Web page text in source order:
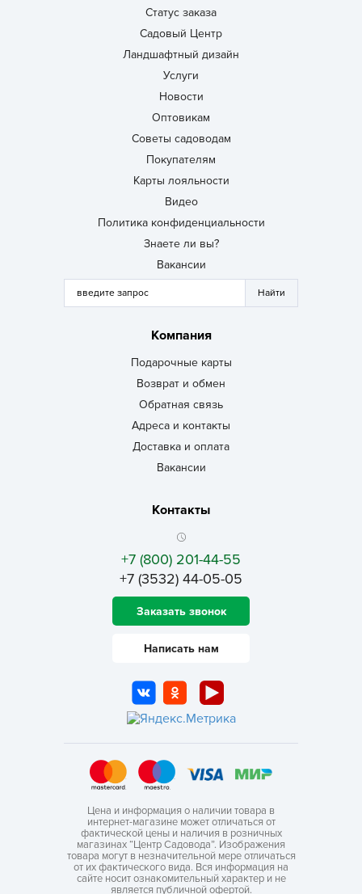
Статус заказа
Садовый Центр
Ландшафтный дизайн
Услуги
Новости
Оптовикам
Советы садоводам
Покупателям
Карты лояльности
Видео
Политика конфиденциальности
Знаете ли вы?
Вакансии
Компания
Подарочные карты
Возврат и обмен
Обратная связь
Адреса и контакты
Доставка и оплата
Вакансии
Контакты
+7 (800) 201-44-55
+7 (3532) 44-05-05
Заказать звонок
Написать нам
Цена и информация о наличии товара в
интернет-магазине может отличаться от
фактической цены и наличия в розничных
магазинах “Центр Садовода”. Изображения
товара могут в незначительной мере отличаться
от их фактического вида. Вся информация на
сайте носит ознакомительный характер и не
является публичной офертой.